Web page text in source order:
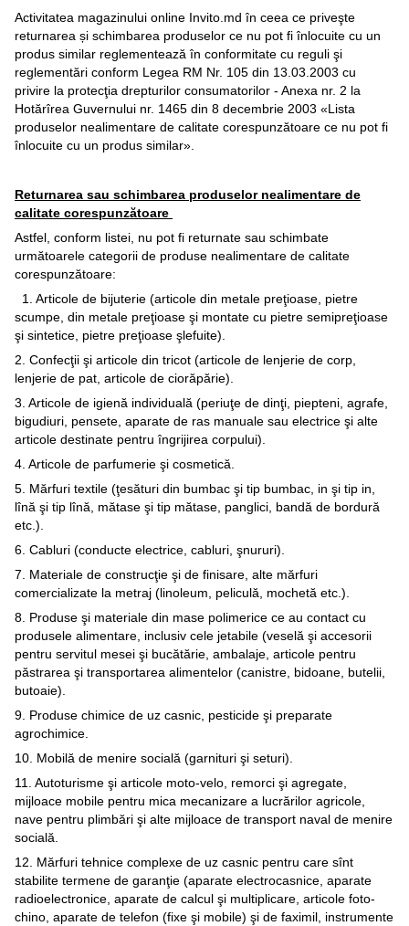
Activitatea magazinului online Invito.md în ceea ce priveşte
returnarea și schimbarea produselor ce nu pot fi înlocuite cu un
produs similar reglementează în conformitate cu reguli şi
reglementări conform Legea RM Nr. 105 din 13.03.2003 cu
privire la protecţia drepturilor consumatorilor - Anexa nr. 2 la
Hotărîrea Guvernului nr. 1465 din 8 decembrie 2003 «Lista
produselor nealimentare de calitate corespunzătoare ce nu pot fi
înlocuite cu un produs similar».
Returnarea sau schimbarea produselor nealimentare de
calitate corespunzătoare
Astfel, conform listei, nu pot fi returnate sau schimbate
următoarele categorii de produse nealimentare de calitate
corespunzătoare:
1. Articole de bijuterie (articole din metale preţioase, pietre
scumpe, din metale preţioase şi montate cu pietre semipreţioase
şi sintetice, pietre preţioase şlefuite).
2. Confecţii şi articole din tricot (articole de lenjerie de corp,
lenjerie de pat, articole de ciorăpărie).
3. Articole de igienă individuală (periuţe de dinţi, piepteni, agrafe,
bigudiuri, pensete, aparate de ras manuale sau electrice şi alte
articole destinate pentru îngrijirea corpului).
4. Articole de parfumerie şi cosmetică.
5. Mărfuri textile (ţesături din bumbac şi tip bumbac, in şi tip in,
lînă şi tip lînă, mătase şi tip mătase, panglici, bandă de bordură
etc.).
6. Cabluri (conducte electrice, cabluri, şnururi).
7. Materiale de construcţie şi de finisare, alte mărfuri
comercializate la metraj (linoleum, peliculă, mochetă etc.).
8. Produse şi materiale din mase polimerice ce au contact cu
produsele alimentare, inclusiv cele jetabile (veselă şi accesorii
pentru servitul mesei şi bucătărie, ambalaje, articole pentru
păstrarea şi transportarea alimentelor (canistre, bidoane, butelii,
butoaie).
9. Produse chimice de uz casnic, pesticide şi preparate
agrochimice.
10. Mobilă de menire socială (garnituri şi seturi).
11. Autoturisme şi articole moto-velo, remorci şi agregate,
mijloace mobile pentru mica mecanizare a lucrărilor agricole,
nave pentru plimbări şi alte mijloace de transport naval de menire
socială.
12. Mărfuri tehnice complexe de uz casnic pentru care sînt
stabilite termene de garanţie (aparate electrocasnice, aparate
radioelectronice, aparate de calcul şi multiplicare, articole foto-
chino, aparate de telefon (fixe şi mobile) şi de faximil, instrumente